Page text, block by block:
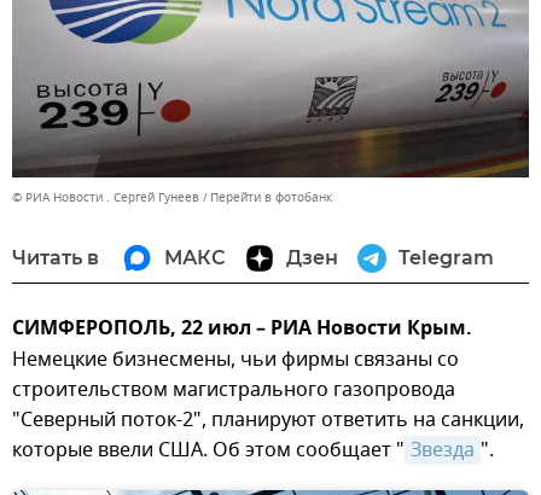
© РИА Новости . Сергей Гунеев Перейти в фотобанк
Читать в МАКС Дзен Telegram
СИМФЕРОПОЛЬ, 22 июл – РИА Новости Крым.
Немецкие бизнесмены, чьи фирмы связаны со
строительством магистрального газопровода
"Северный поток-2", планируют ответить на санкции,
которые ввели США. Об этом сообщает " Звезда ".